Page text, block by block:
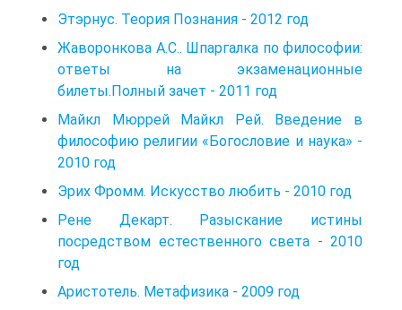
Этэрнус. Теория Познания - 2012 год
Жаворонкова А.С.. Шпаргалка по философии:
ответы на экзаменационные
билеты.Полный зачет - 2011 год
Майкл Мюррей Майкл Рей. Введение в
философию религии «Богословие и наука» -
2010 год
Эрих Фромм. Искусство любить - 2010 год
Рене Декарт. Разыскание истины
посредством естественного света - 2010
год
Аристотель. Метафизика - 2009 год